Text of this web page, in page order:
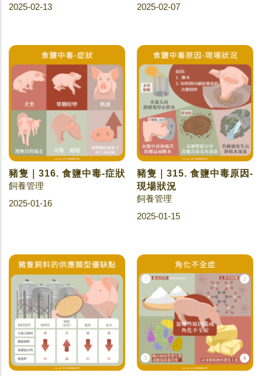
2025-02-13
2025-02-07
豬隻｜316. 食鹽中毒-症狀
飼養管理
2025-01-16
豬隻｜315. 食鹽中毒原因-
現場狀況
飼養管理
2025-01-15